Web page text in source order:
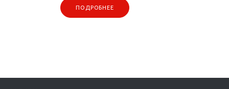
ПОДРОБНЕЕ